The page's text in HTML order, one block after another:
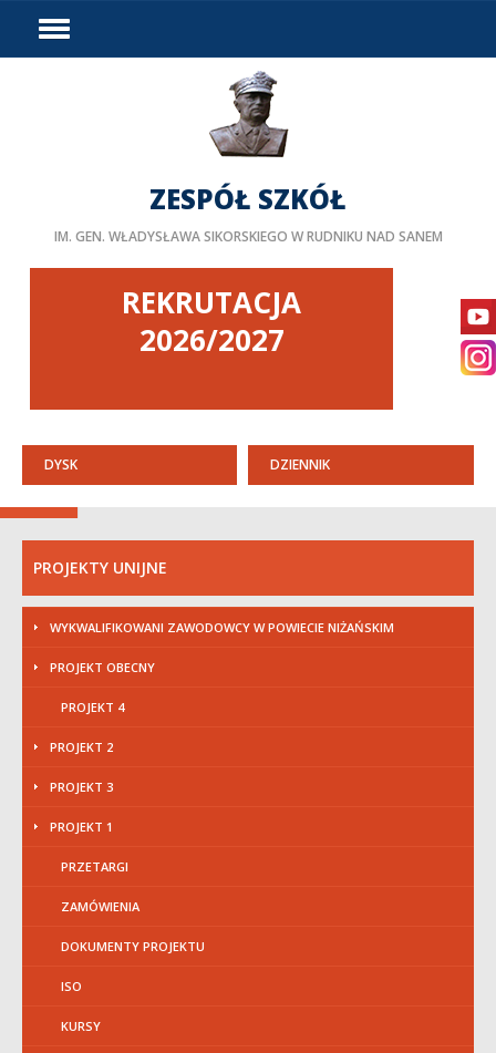
HOME
LINKI
ZESPÓŁ SZKÓŁ
IM. GEN. WŁADYSŁAWA SIKORSKIEGO W RUDNIKU NAD SANEM
REKRUTACJA
2026/2027
DYSK DZIENNIK
PROJEKTY UNIJNE
WYKWALIFIKOWANI ZAWODOWCY W POWIECIE NIŻAŃSKIM
PROJEKT OBECNY
PROJEKT 4
PROJEKT 2
PROJEKT 3
PROJEKT 1
PRZETARGI
ZAMÓWIENIA
DOKUMENTY PROJEKTU
ISO
KURSY